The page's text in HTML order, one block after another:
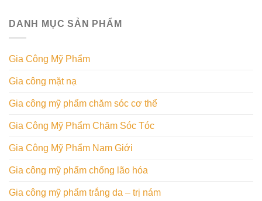
DANH MỤC SẢN PHẨM
Gia Công Mỹ Phẩm
Gia công mặt nạ
Gia công mỹ phẩm chăm sóc cơ thể
Gia Công Mỹ Phẩm Chăm Sóc Tóc
Gia Công Mỹ Phẩm Nam Giới
Gia công mỹ phẩm chống lão hóa
Gia công mỹ phẩm trắng da – trị nám